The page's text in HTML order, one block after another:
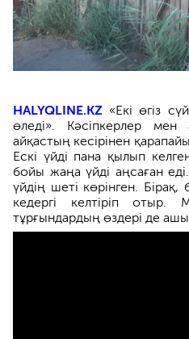
HALYQLINE.KZ «Екі өгіз
өледі». Кәсіпкерлер мен
айқастың кесірінен
Ескі үйді пана қылып
бойы жаңа үйді аңсаған
үйдің шеті көрінген. Бірақ,
кедергі келтіріп отыр.
тұрғындардың өздері де